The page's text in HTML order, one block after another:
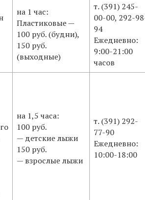
​на 1 час:
Пластиковые —
100 руб. (будни),
150 руб.
(выходные)
​т. (391) 245-
00-00, 292-
94
Ежедневно:
9:00-21:00
часов
​на 1,5 часа:
100 руб.
— детские лыжи
150 руб.
— взрослые лыжи
​т. (391) 292-
77-90
Ежедневно:
10:00-18:00